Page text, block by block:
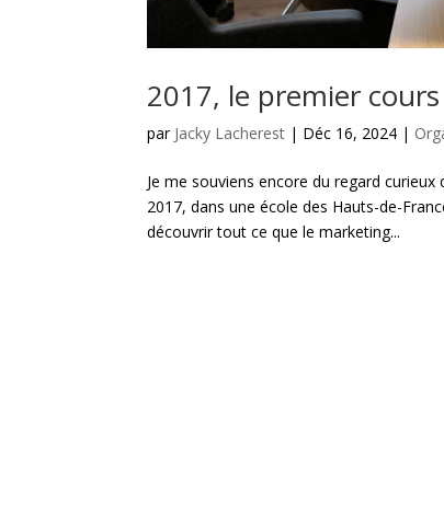
2017, le premier
par Jacky Lacherest | Déc 16, 2024 |
Je me souviens encore du regard
2017, dans une école des Hauts-de-
découvrir tout ce que le marketing...